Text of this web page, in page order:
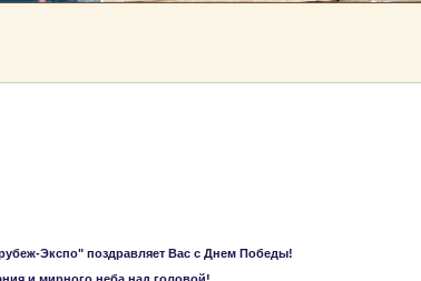
Экспо" поздравляет Вас с Днем Победы!